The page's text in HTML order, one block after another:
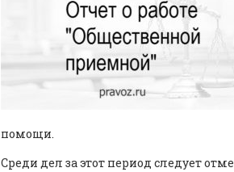
помощи.
Среди дел за этот период следует